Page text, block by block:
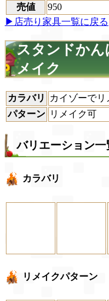
売値
950
▶店売り家具一覧に戻る
スタンドかん
メイク
カラバリ
カイゾーでリ
パターン リメイク可
バリエーション一
カラバリ
リメイクパターン